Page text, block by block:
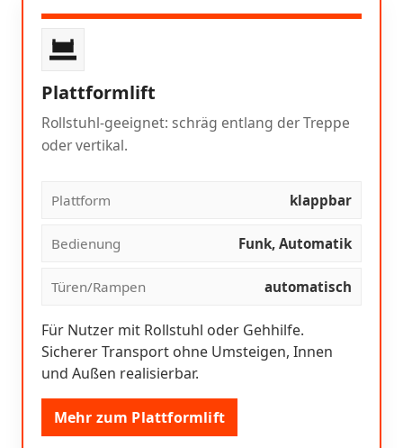
Plattformlift
Rollstuhl-geeignet: schräg entlang der Treppe
oder vertikal.
Plattform klappbar
Bedienung Funk, Automatik
Türen/Rampen automatisch
Für Nutzer mit Rollstuhl oder Gehhilfe.
Sicherer Transport ohne Umsteigen, Innen
und Außen realisierbar.
Mehr zum Plattformlift